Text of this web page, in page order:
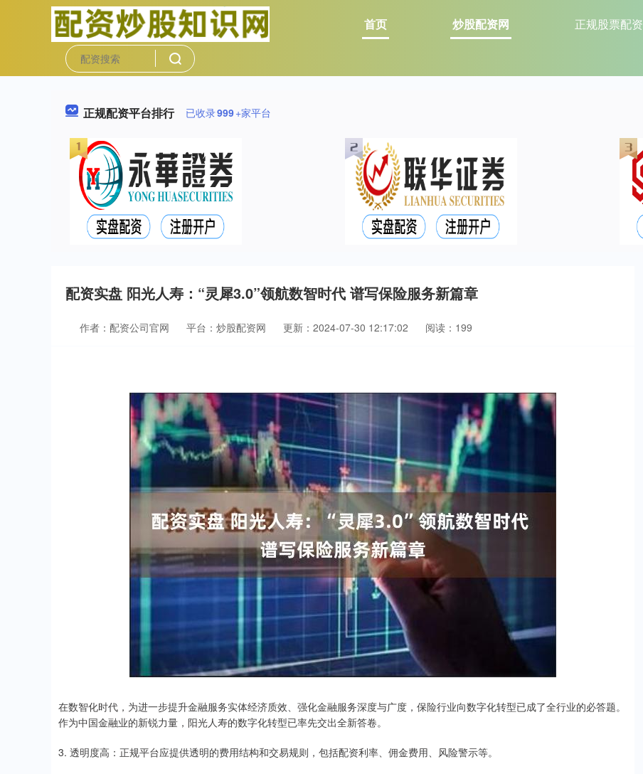
首页 炒股配资网 正规股票配
正规配资平台排行 已收录999+家平台
配资实盘 阳光人寿：“灵犀3.0”领航数智时代 谱写保险服务新篇章
作者：配资公司官网 平台：炒股配资网 更新：2024-07-30 12:17:02 阅读：199
在数智化时代，为进一步提升金融服务实体经济质效、强化金融服务深度与广度，保险行业向数字化转型已成了全行业的必答题。
作为中国金融业的新锐力量，阳光人寿的数字化转型已率先交出全新答卷。
3. 透明度高：正规平台应提供透明的费用结构和交易规则，包括配资利率、佣金费用、风险警示等。